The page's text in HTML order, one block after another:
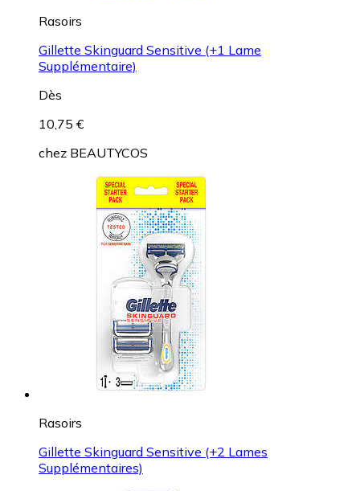
Rasoirs
Gillette Skinguard Sensitive (+1 Lame
Supplémentaire)
Dès
10,75 €
chez BEAUTYCOS
Rasoirs
Gillette Skinguard Sensitive (+2 Lames
Supplémentaires)